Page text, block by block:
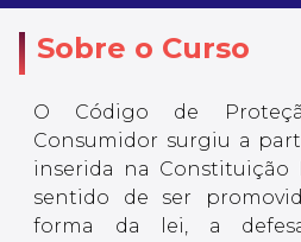
Sobre o Curso
O Código de
Consumidor surgiu a
inserida na Constituição
sentido de ser
forma da lei, a